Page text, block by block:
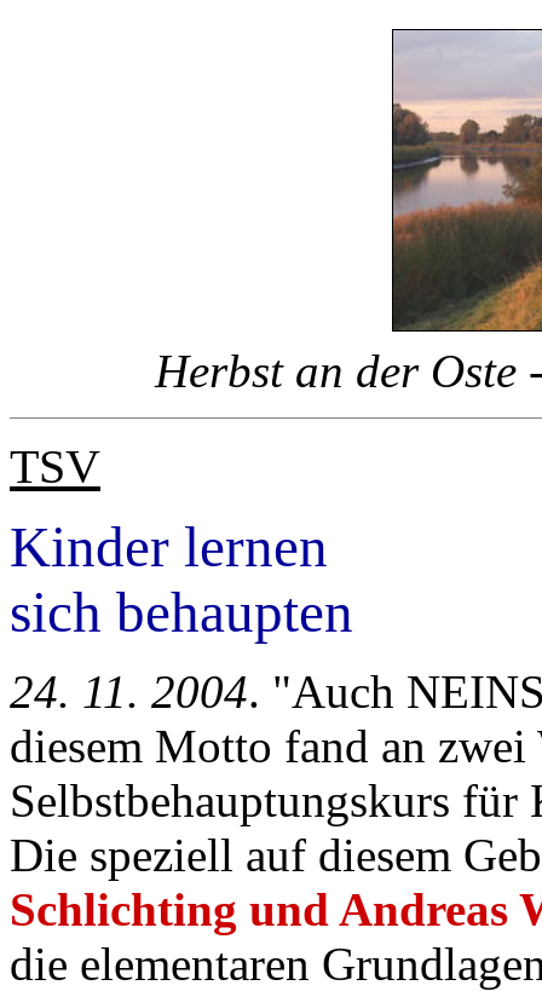
Herbst an der Oste
TSV
Kinder lernen
sich behaupten
24. 11. 2004. "Auch
diesem Motto fand an zwei
Selbstbehauptungskurs
Die speziell auf diesem
Schlichting und Andreas
die elementaren